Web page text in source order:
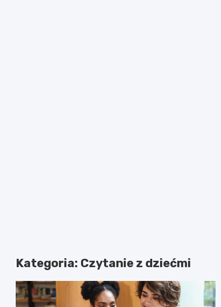
Kategoria: Czytanie z dziećmi